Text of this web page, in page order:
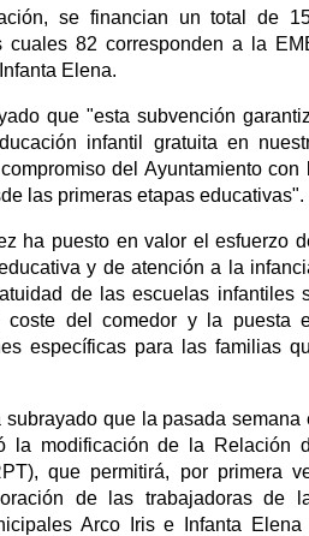
se financian un total de
cuales 82 corresponden a la
Elena.
que "esta subvención
infantil gratuita en
del Ayuntamiento con
las primeras etapas educativas".
ha puesto en valor el esfuerzo
y de atención a la
de las escuelas infantiles
coste del comedor y la puesta
específicas para las familias
que la pasada semana
la modificación de la Relación
que permitirá, por primera
de las trabajadoras de
Arco Iris e Infanta Elena